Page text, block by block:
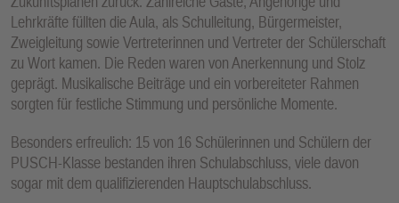
Lehrkräfte füllten die Aula, als Schulleitung, Bürgermeister,
Zweigleitung sowie Vertreterinnen und Vertreter der Schülerschaft
zu Wort kamen. Die Reden waren von Anerkennung und Stolz
geprägt. Musikalische Beiträge und ein vorbereiteter Rahmen
sorgten für festliche Stimmung und persönliche Momente.
Besonders erfreulich: 15 von 16 Schülerinnen und Schülern der
PUSCH-Klasse bestanden ihren Schulabschluss, viele davon
sogar mit dem qualifizierenden Hauptschulabschluss.
N
E
N